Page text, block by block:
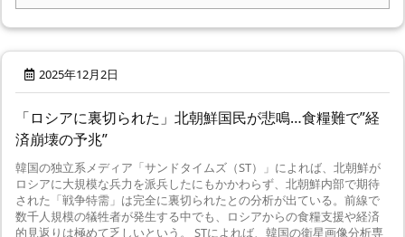
2025年12月2日
「ロシアに裏切られた」北朝鮮国民が悲鳴…食糧難で”経
済崩壊の予兆”
韓国の独立系メディア「サンドタイムズ（ST）」によれば、北朝鮮が
ロシアに大規模な兵力を派兵したにもかかわらず、北朝鮮内部で期待
された「戦争特需」は完全に裏切られたとの分析が出ている。前線で
数千人規模の犠牲者が発生する中でも、ロシアからの食糧支援や経済
的見返りは極めて乏しいという。 STによれば、韓国の衛星画像分析専